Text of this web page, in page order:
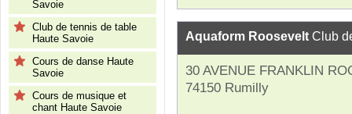
Savoie
Club de tennis de table
Haute Savoie
Cours de danse Haute
Savoie
Cours de musique et
chant Haute Savoie
Aquaform Roosevelt Club
30 AVENUE FRANKLIN
74150 Rumilly